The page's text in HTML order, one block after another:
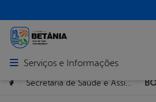
Abrir menu principal de
Serviços e Informações
Você está aqui:
> >